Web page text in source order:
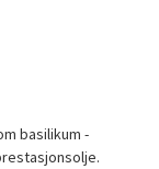
basilikum -